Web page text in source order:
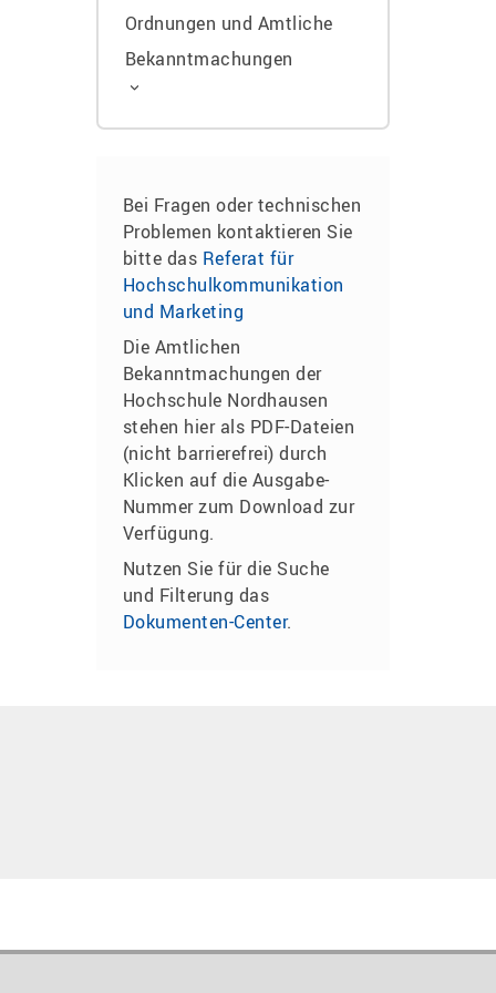
Ordnungen und Amtliche
Bekanntmachungen
Bei Fragen oder technischen
Problemen kontaktieren Sie
bitte das Referat für
Hochschulkommunikation
und Marketing
Die Amtlichen
Bekanntmachungen der
Hochschule Nordhausen
stehen hier als PDF-Dateien
(nicht barrierefrei) durch
Klicken auf die Ausgabe-
Nummer zum Download zur
Verfügung.
Nutzen Sie für die Suche
und Filterung das
Dokumenten-Center.